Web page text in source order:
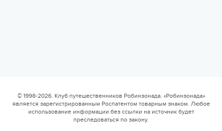
© 1998-2026. Клуб путешественников Робинзонада. «Робинзонада»
является зарегистрированным Роспатентом товарным знаком. Любое
использование информации без ссылки на источник будет
преследоваться по закону.